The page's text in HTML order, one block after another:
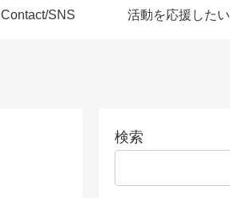
Contact/SNS 活動を応援したい
検索